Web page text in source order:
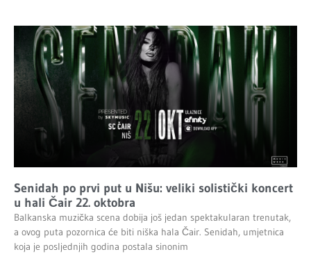
Senidah po prvi put u Nišu: veliki solistički koncert
u hali Čair 22. oktobra
Balkanska muzička scena dobija još jedan spektakularan trenutak,
a ovog puta pozornica će biti niška hala Čair. Senidah, umjetnica
koja je posljednjih godina postala sinonim